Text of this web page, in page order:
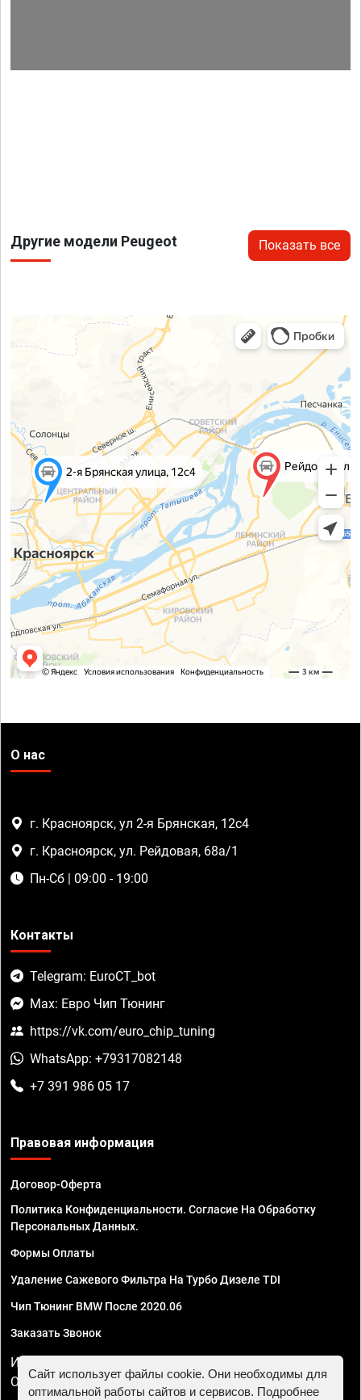
Другие модели Peugeot Показать все
О нас
г. Красноярск, ул 2-я Брянская, 12с4
г. Красноярск, ул. Рейдовая, 68а/1
Пн-Сб | 09:00 - 19:00
Контакты
Telegram: EuroCT_bot
Max: Евро Чип Тюнинг
https://vk.com/euro_chip_tuning
WhatsApp: +79317082148
+7 391 986 05 17
Правовая информация
Договор-Оферта
Политика Конфиденциальности. Согласие На Обработку
Персональных Данных.
Формы Оплаты
Удаление Сажевого Фильтра На Турбо Дизеле TDI
Чип Тюнинг BMW После 2020.06
Заказать Звонок
ИП Смирнов Георгий Павлович. ИНН 781302555843,
ОГРНИП 324470400032610
Сайт использует файлы cookie. Они необходимы для
оптимальной работы сайтов и сервисов. Подробнее